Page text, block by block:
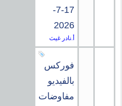
17-7-
2026
أ.نادر غيث
فوركس
بالفيديو
مفاوضات